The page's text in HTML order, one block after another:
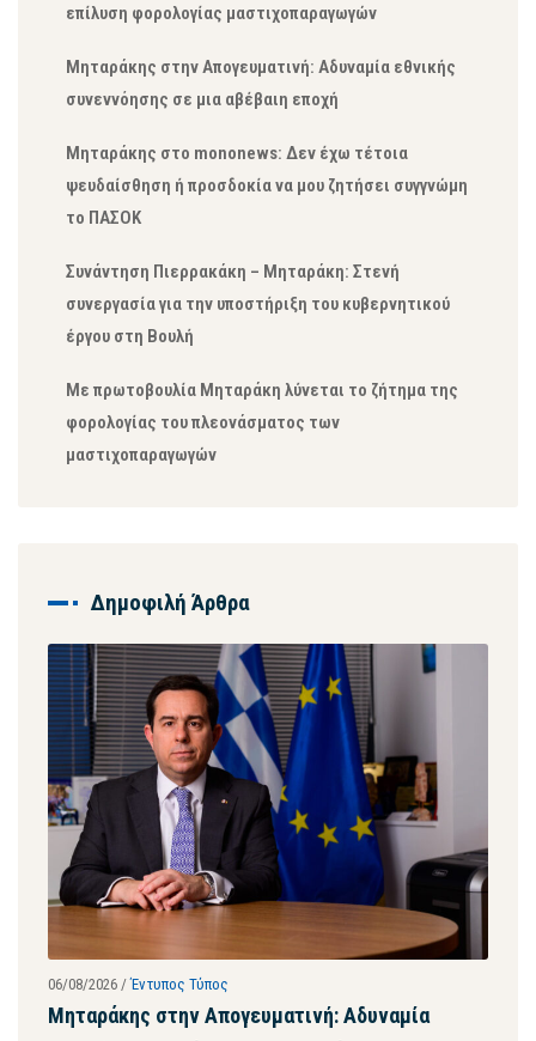
επίλυση φορολογίας μαστιχοπαραγωγών
Μηταράκης στην Απογευματινή: Αδυναμία εθνικής
συνεννόησης σε μια αβέβαιη εποχή
Μηταράκης στο mononews: Δεν έχω τέτοια
ψευδαίσθηση ή προσδοκία να μου ζητήσει συγγνώμη
το ΠΑΣΟΚ
Συνάντηση Πιερρακάκη – Μηταράκη: Στενή
συνεργασία για την υποστήριξη του κυβερνητικού
έργου στη Βουλή
Με πρωτοβουλία Μηταράκη λύνεται το ζήτημα της
φορολογίας του πλεονάσματος των
μαστιχοπαραγωγών
Δημοφιλή Άρθρα
06/08/2026 /Έντυπος Τύπος
Μηταράκης στην Απογευματινή: Αδυναμία